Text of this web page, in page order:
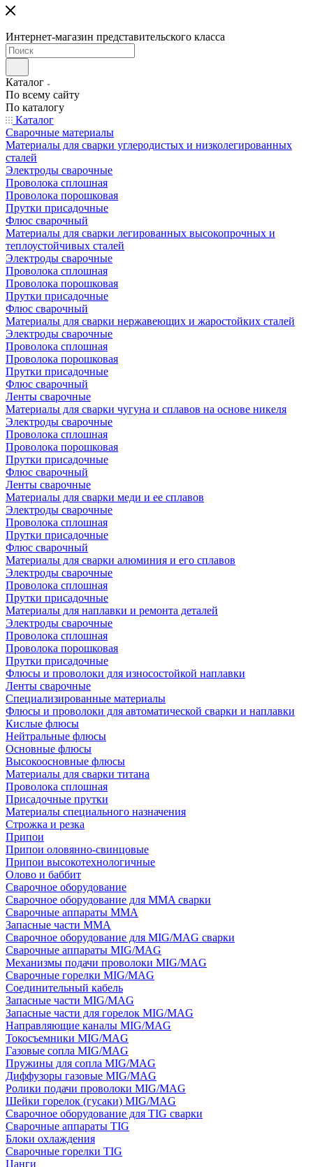
Интернет-магазин представительского класса
Каталог
По всему сайту
По каталогу
Каталог
Сварочные материалы
Материалы для сварки углеродистых и низколегированных
сталей
Электроды сварочные
Проволока сплошная
Проволока порошковая
Прутки присадочные
Флюс сварочный
Материалы для сварки легированных высокопрочных и
теплоустойчивых сталей
Электроды сварочные
Проволока сплошная
Проволока порошковая
Прутки присадочные
Флюс сварочный
Материалы для сварки нержавеющих и жаростойких сталей
Электроды сварочные
Проволока сплошная
Проволока порошковая
Прутки присадочные
Флюс сварочный
Ленты сварочные
Материалы для сварки чугуна и сплавов на основе никеля
Электроды сварочные
Проволока сплошная
Проволока порошковая
Прутки присадочные
Флюс сварочный
Ленты сварочные
Материалы для сварки меди и ее сплавов
Электроды сварочные
Проволока сплошная
Прутки присадочные
Флюс сварочный
Материалы для сварки алюминия и его сплавов
Электроды сварочные
Проволока сплошная
Прутки присадочные
Материалы для наплавки и ремонта деталей
Электроды сварочные
Проволока сплошная
Проволока порошковая
Прутки присадочные
Флюсы и проволоки для износостойкой наплавки
Ленты сварочные
Специализированные материалы
Флюсы и проволоки для автоматической сварки и наплавки
Кислые флюсы
Нейтральные флюсы
Основные флюсы
Высокоосновные флюсы
Материалы для сварки титана
Проволока сплошная
Присадочные прутки
Материалы специального назначения
Строжка и резка
Припои
Припои оловянно-свинцовые
Припои высокотехнологичные
Олово и баббит
Сварочное оборудование
Сварочное оборудование для MMA сварки
Сварочные аппараты MMA
Запасные части MMA
Сварочное оборудование для MIG/MAG сварки
Сварочные аппараты MIG/MAG
Механизмы подачи проволоки MIG/MAG
Сварочные горелки MIG/MAG
Соединительный кабель
Запасные части MIG/MAG
Запасные части для горелок MIG/MAG
Направляющие каналы MIG/MAG
Токосъемники MIG/MAG
Газовые сопла MIG/MAG
Пружины для сопла MIG/MAG
Диффузоры газовые MIG/MAG
Ролики подачи проволоки MIG/MAG
Шейки горелок (гусаки) MIG/MAG
Сварочное оборудование для TIG сварки
Сварочные аппараты TIG
Блоки охлаждения
Сварочные горелки TIG
Цанги